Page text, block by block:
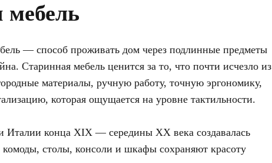
— способ проживать дом через подлинные предметы
Старинная мебель ценится за то, что почти исчезло из
материалы, ручную работу, точную эргономику,
которая ощущается на уровне тактильности.
Италии конца XIX — середины XX века создавалась
столы, консоли и шкафы сохраняют красоту